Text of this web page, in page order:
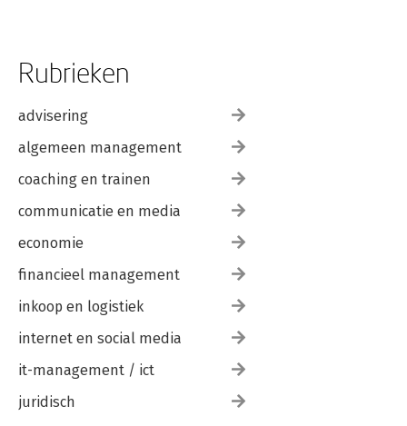
Rubrieken
advisering
algemeen management
coaching en trainen
communicatie en media
economie
financieel management
inkoop en logistiek
internet en social media
it-management / ict
juridisch